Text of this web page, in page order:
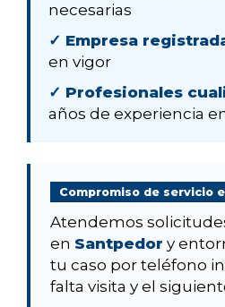
necesarias
✓ Empresa
en vigor
✓ Profesionales
años de experiencia
Compromiso de servicio
Atendemos
en Santpedor y
tu caso por teléfono
falta visita y el